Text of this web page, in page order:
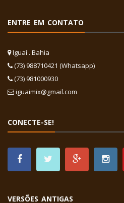
ENTRE EM CONTATO
Iguaí . Bahia
(73) 988710421 (Whatsapp)
(73) 981000930
iguaimix@gmail.com
CONECTE-SE!
VERSÕES ANTIGAS